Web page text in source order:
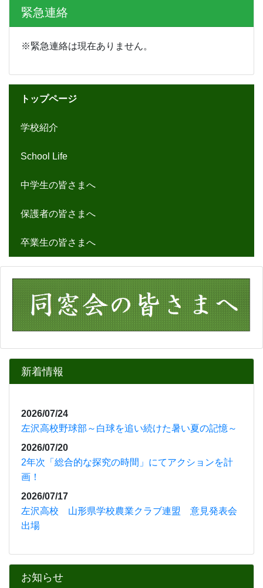
トップページ
学校紹介
School Life
中学生の皆さまへ
保護者の皆さまへ
卒業生の皆さまへ
新着情報
2026/07/24
左沢高校野球部～白球を追い続けた暑い夏の記憶～
2026/07/20
2年次「総合的な探究の時間」にてアクションを計
画！
2026/07/17
左沢高校 山形県学校農業クラブ連盟 意見発表会
出場
お知らせ
緊急連絡
※緊急連絡は現在ありません。